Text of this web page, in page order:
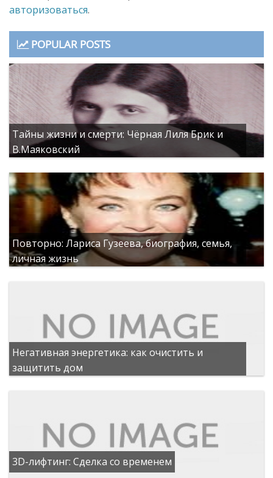
авторизоваться.
POPULAR POSTS
Тайны жизни и смерти: Чёрная Лиля Брик и
В.Маяковский
Повторно: Лариса Гузеева, биография, семья,
личная жизнь
Негативная энергетика: как очистить и
защитить дом
3D-лифтинг: Сделка со временем